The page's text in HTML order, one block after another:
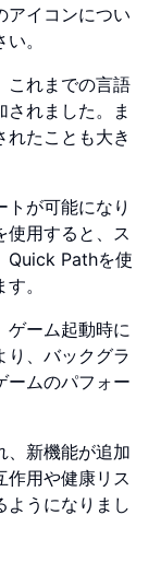
アイコンについ
。
これまでの言語
れました。ま
れたことも大き
トが可能になり
使用すると、ス
Quick Pathを使
。
ゲーム起動時に
り、バックグラ
ームのパフォー
、新機能が追加
作用や健康リス
ようになりまし